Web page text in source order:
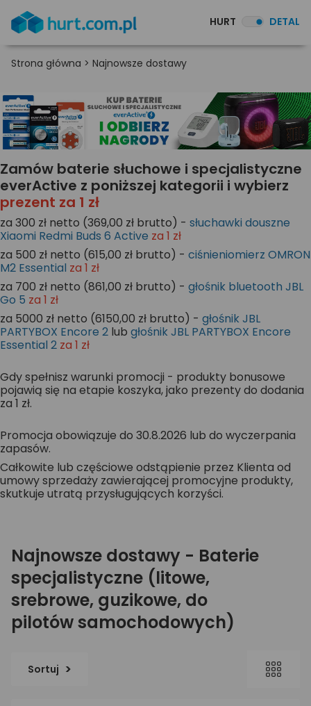
HURT DETAL
Strona główna > Najnowsze dostawy
Zamów baterie słuchowe i specjalistyczne
everActive z poniższej kategorii i wybierz
prezent za 1 zł
za 300 zł netto (369,00 zł brutto) - słuchawki douszne
Xiaomi Redmi Buds 6 Active za 1 zł
za 500 zł netto (615,00 zł brutto) - ciśnieniomierz OMRON
M2 Essential za 1 zł
za 700 zł netto (861,00 zł brutto) - głośnik bluetooth JBL
Go 5 za 1 zł
za 5000 zł netto (6150,00 zł brutto) - głośnik JBL
PARTYBOX Encore 2 lub głośnik JBL PARTYBOX Encore
Essential 2 za 1 zł
Gdy spełnisz warunki promocji - produkty bonusowe
pojawią się na etapie koszyka, jako prezenty do dodania
za 1 zł.
Promocja obowiązuje do 30.8.2026 lub do wyczerpania
zapasów.
Całkowite lub częściowe odstąpienie przez Klienta od
umowy sprzedaży zawierającej promocyjne produkty,
skutkuje utratą przysługujących korzyści.
Najnowsze dostawy - Baterie
specjalistyczne (litowe,
srebrowe, guzikowe, do
pilotów samochodowych)
Sortuj